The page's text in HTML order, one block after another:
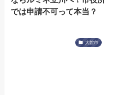
では申請不可って本当？
大館市